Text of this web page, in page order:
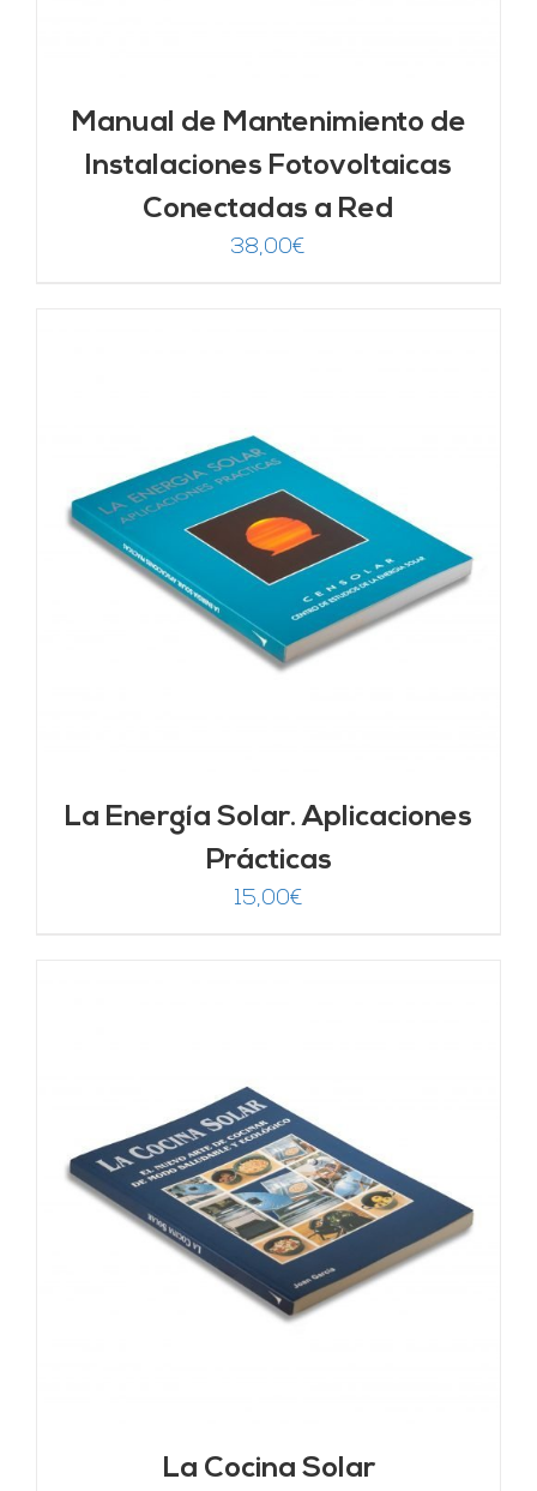
Manual de Mantenimiento de
Instalaciones Fotovoltaicas
Conectadas a Red
38,00€
La Energía Solar. Aplicaciones
Prácticas
15,00€
La Cocina Solar